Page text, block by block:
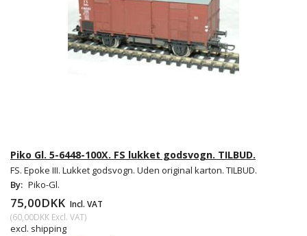
Piko Gl. 5-6448-100X. FS lukket godsvogn. TILBUD.
FS. Epoke III. Lukket godsvogn. Uden original karton. TILBUD.
By: Piko-Gl.
75,00DKK Incl. VAT
(60,00DKK Excl. VAT)
excl. shipping